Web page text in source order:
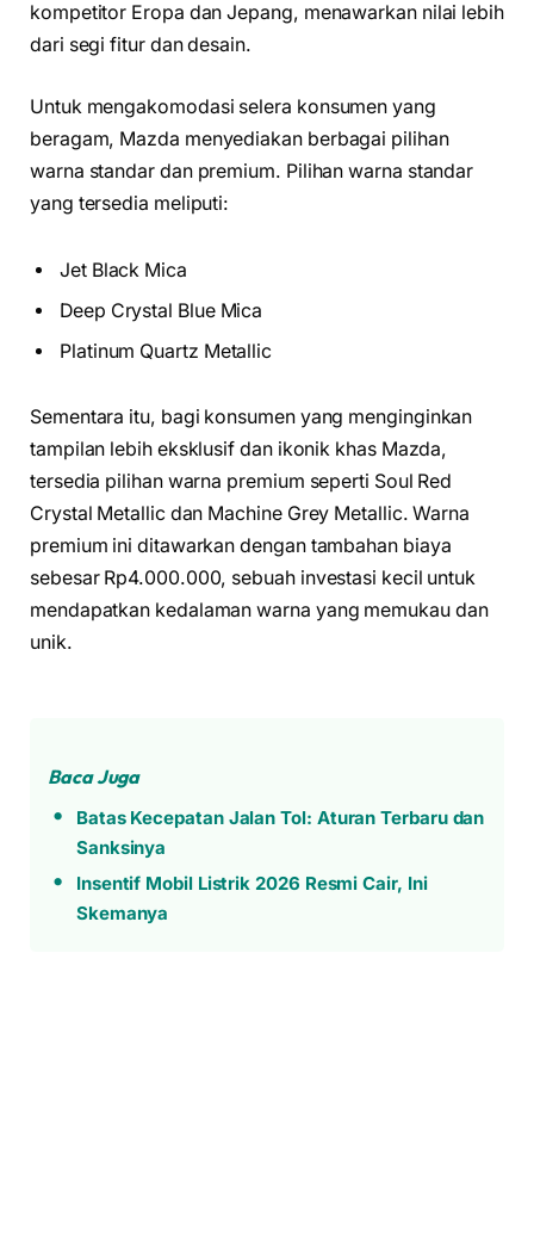
kompetitor Eropa dan Jepang, menawarkan nilai lebih
dari segi fitur dan desain.
Untuk mengakomodasi selera konsumen yang
beragam, Mazda menyediakan berbagai pilihan
warna standar dan premium. Pilihan warna standar
yang tersedia meliputi:
Jet Black Mica
Deep Crystal Blue Mica
Platinum Quartz Metallic
Sementara itu, bagi konsumen yang menginginkan
tampilan lebih eksklusif dan ikonik khas Mazda,
tersedia pilihan warna premium seperti Soul Red
Crystal Metallic dan Machine Grey Metallic. Warna
premium ini ditawarkan dengan tambahan biaya
sebesar Rp4.000.000, sebuah investasi kecil untuk
mendapatkan kedalaman warna yang memukau dan
unik.
Baca Juga
Batas Kecepatan Jalan Tol: Aturan Terbaru dan
Sanksinya
Insentif Mobil Listrik 2026 Resmi Cair, Ini
Skemanya